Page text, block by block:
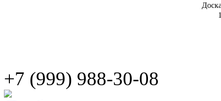
+7 (999) 988-30-08